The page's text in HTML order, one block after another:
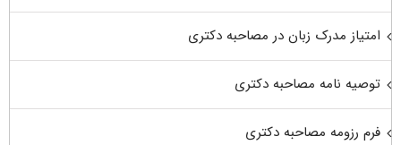
امتیاز مدرک زبان در مصاحبه دکتری
توصیه نامه مصاحبه دکتری
فرم رزومه مصاحبه دکتری